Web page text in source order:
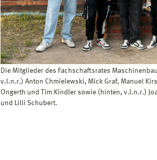
Die Mitglieder des Fachschaftsrates
v.l.n.r.) Anton Chmielewski, Mick Graf, Manuel
Ongerth und Tim Kindler sowie (hinten, v.l.n.r.)
und Lilli Schubert.